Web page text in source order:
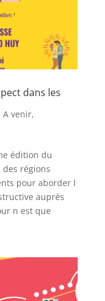
dans les
A venir,
édition du
régions
pour aborder l
auprès
n est que